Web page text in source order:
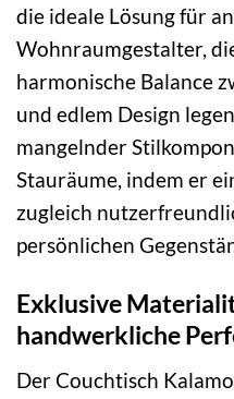
die ideale Lösung für
Wohnraumgestalter,
harmonische Balance
und edlem Design
mangelnder
Stauräume, indem er
zugleich
persönlichen
Exklusive
handwerkliche
Der Couchtisch